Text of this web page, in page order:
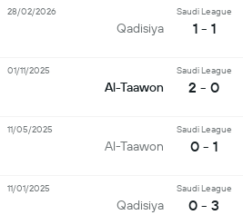
Qadisiya
Saudi League
1 - 1
28/02/2026
Al-Taawon
Saudi League
2 - 0
01/11/2025
Al-Taawon
Saudi League
0 - 1
11/05/2025
Qadisiya
Saudi League
0 - 3
11/01/2025